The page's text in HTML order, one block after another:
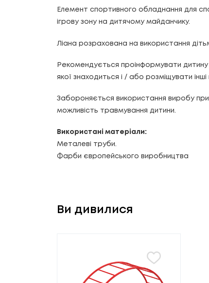
Елемент спортивного обладнання для
ігрову зону на дитячому майданчику.
Ліана розрахована на використання
Рекомендується проінформувати
якої знаходиться і / або розміщувати
Забороняється використання виробу при
можливість травмування дитини.
Використані матеріали:
Металеві труби.
Фарби європейського виробництва
Ви дивилися